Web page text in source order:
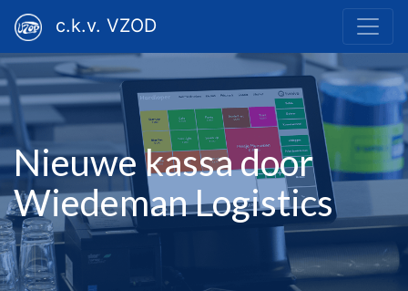
c.k.v. VZOD
Nieuwe kassa door
Wiedeman Logistics